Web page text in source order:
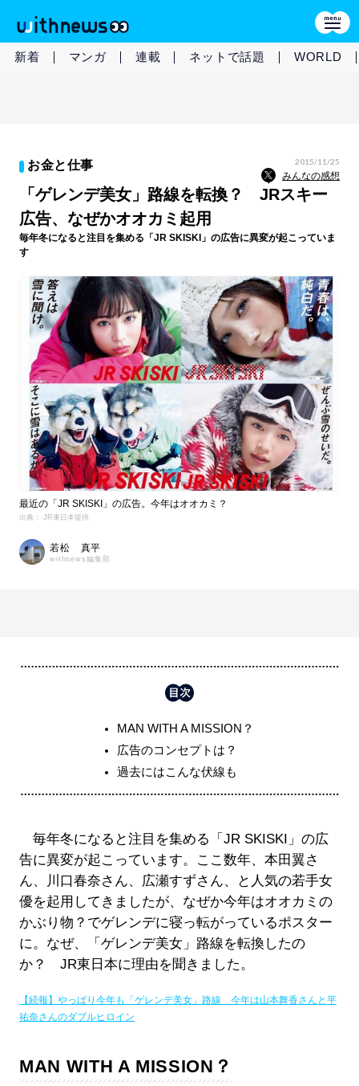
新着 マンガ 連載 ネットで話題 WORLD
お金と仕事 2015/11/25
みんなの感想
「ゲレンデ美女」路線を転換？ JRスキー
広告、なぜかオオカミ起用
毎年冬になると注目を集める「JR SKISKI」の広告に異変が起こっていま
す
最近の「JR SKISKI」の広告。今年はオオカミ？
出典： JR東日本提供
若松 真平
withnews編集部
MAN WITH A MISSION？
広告のコンセプトは？
過去にはこんな伏線も
毎年冬になると注目を集める「JR SKISKI」の広
告に異変が起こっています。ここ数年、本田翼さ
ん、川口春奈さん、広瀬すずさん、と人気の若手女
優を起用してきましたが、なぜか今年はオオカミの
かぶり物？でゲレンデに寝っ転がっているポスター
に。なぜ、「ゲレンデ美女」路線を転換したの
か？ JR東日本に理由を聞きました。
【続報】やっぱり今年も「ゲレンデ美女」路線 今年は山本舞香さんと平
祐奈さんのダブルヒロイン
MAN WITH A MISSION？